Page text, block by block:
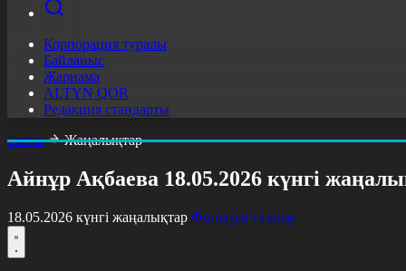
Корпорация туралы
Байланыс
Жарнама
ALTYN QOR
Редакция стандарты
Басты
Жаңалықтар
Айнұр Ақбаева 18.05.2026 күнгі
18.05.2026 күнгі жаңалықтар Фильтрді тазалау